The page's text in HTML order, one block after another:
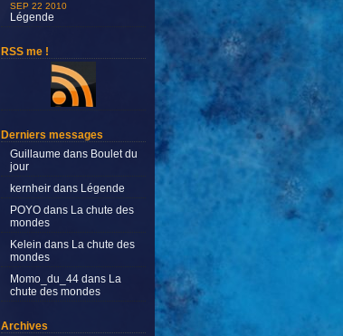
SEP 22 2010
Légende
RSS me !
Derniers messages
Guillaume dans Boulet du
jour
kernheir dans Légende
POYO dans La chute des
mondes
Kelein dans La chute des
mondes
Momo_du_44 dans La
chute des mondes
Archives